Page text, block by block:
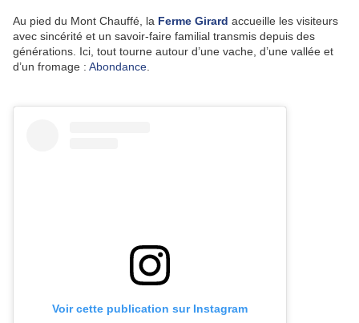
Au pied du Mont Chauffé, la Ferme Girard accueille les visiteurs
avec sincérité et un savoir-faire familial transmis depuis des
générations. Ici, tout tourne autour d’une vache, d’une vallée et
d’un fromage : Abondance
Voir cette publication sur Instagram